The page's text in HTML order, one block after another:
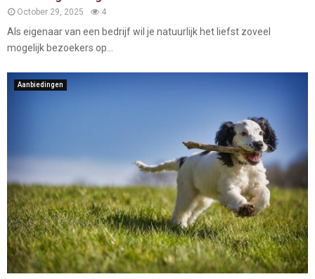
October 29, 2025 4
Als eigenaar van een bedrijf wil je natuurlijk het liefst zoveel
mogelijk bezoekers op...
Aanbiedingen